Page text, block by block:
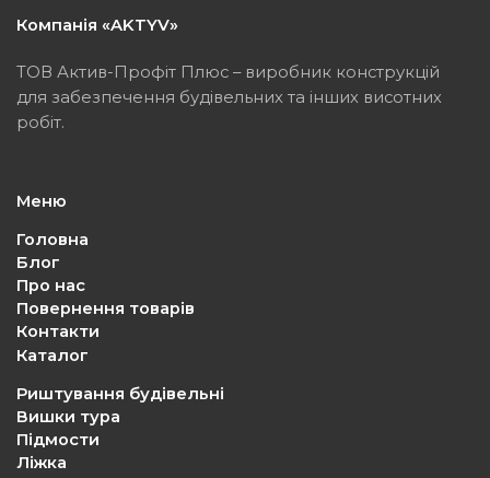
Компанія «AKTYV»
ТОВ Актив-Профіт Плюс – виробник конструкцій
для забезпечення будівельних та інших висотних
робіт.
Меню
Головна
Блог
Про нас
Повернення товарів
Контакти
Каталог
Риштування будівельні
Вишки тура
Підмости
Ліжка